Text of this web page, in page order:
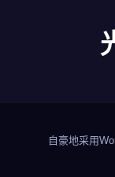
自豪地采用